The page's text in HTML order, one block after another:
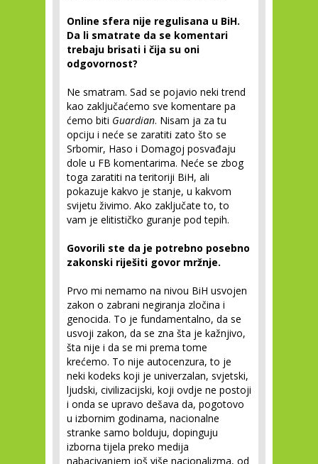
Online sfera nije regulisana u BiH.
Da li smatrate da se komentari
trebaju brisati i čija su oni
odgovornost?
Ne smatram. Sad se pojavio neki trend
kao zaključaćemo sve komentare pa
ćemo biti Guardian. Nisam ja za tu
opciju i neće se zaratiti zato što se
Srbomir, Haso i Domagoj posvađaju
dole u FB komentarima. Neće se zbog
toga zaratiti na teritoriji BiH, ali
pokazuje kakvo je stanje, u kakvom
svijetu živimo. Ako zaključate to, to
vam je elitističko guranje pod tepih.
Govorili ste da je potrebno posebno
zakonski riješiti govor mržnje.
Prvo mi nemamo na nivou BiH usvojen
zakon o zabrani negiranja zločina i
genocida. To je fundamentalno, da se
usvoji zakon, da se zna šta je kažnjivo,
šta nije i da se mi prema tome
krećemo. To nije autocenzura, to je
neki kodeks koji je univerzalan, svjetski,
ljudski, civilizacijski, koji ovdje ne postoji
i onda se upravo dešava da, pogotovo
u izbornim godinama, nacionalne
stranke samo bolduju, dopinguju
izborna tijela preko medija
nabacivanjem još više nacionalizma, od